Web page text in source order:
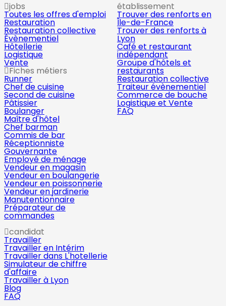
jobs
Toutes les offres d'emploi
Restauration
Restauration collective
Évènementiel
Hôtellerie
Logistique
Vente
Fiches métiers
Runner
Chef de cuisine
Second de cuisine
Pâtissier
Boulanger
Maître d'hôtel
Chef barman
Commis de bar
Réceptionniste
Gouvernante
Employé de ménage
Vendeur en magasin
Vendeur en boulangerie
Vendeur en poissonnerie
Vendeur en jardinerie
Manutentionnaire
Préparateur de
commandes
établissement
Trouver des renforts en
Île-de-France
Trouver des renforts à
Lyon
Café et restaurant
indépendant
Groupe d'hôtels et
restaurants
Restauration collective
Traiteur évènementiel
Commerce de bouche
Logistique et Vente
FAQ
candidat
Travailler
Travailler en Intérim
Travailler dans L'hotellerie
Simulateur de chiffre
d'affaire
Travailler à Lyon
Blog
FAQ